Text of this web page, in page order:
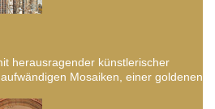
herausragender künstlerischer
Mosaiken, einer goldenen